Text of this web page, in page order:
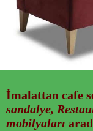
İmalattan cafe
sandalye,
mobilyaları